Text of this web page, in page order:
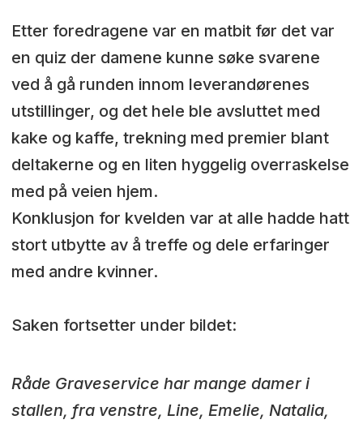
Etter foredragene var en matbit før det var
en quiz der damene kunne søke svarene
ved å gå runden innom leverandørenes
utstillinger, og det hele ble avsluttet med
kake og kaffe, trekning med premier blant
deltakerne og en liten hyggelig overraskelse
med på veien hjem.
Konklusjon for kvelden var at alle hadde hatt
stort utbytte av å treffe og dele erfaringer
med andre kvinner.
Saken fortsetter under bildet:
Råde Graveservice har mange damer i
stallen, fra venstre, Line, Emelie, Natalia,